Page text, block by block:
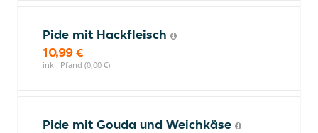
Pide mit Hackfleisch
10,99 €
inkl. Pfand (0,00 €)
Pide mit Gouda und Weichkäse